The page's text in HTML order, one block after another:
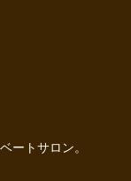
ートサロン。